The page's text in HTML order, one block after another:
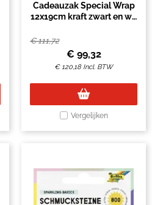
Cadeauzak Special Wrap
12x19cm kraft zwart en wit
€111,72
€ 99,32
€120,18 Incl. BTW
Vergelijken